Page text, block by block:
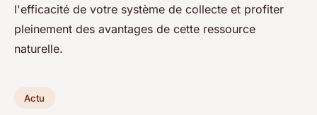
l'efficacité de votre système de collecte et profiter
pleinement des avantages de cette ressource
naturelle.
Actu